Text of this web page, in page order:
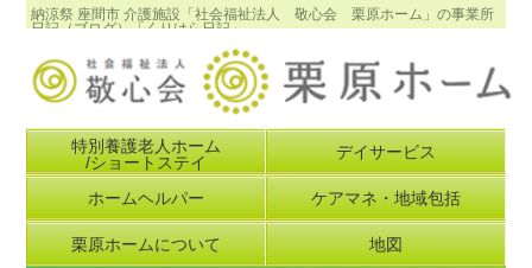
納涼祭 座間市 介護施設「社会福祉法人 敬心会 栗原ホーム」の事業所
日記（ブログ）「くりはら日記」
特別養護老人ホーム
/ショートステイ
デイサービス
ホームヘルパー ケアマネ・地域包括
栗原ホームについて 地図